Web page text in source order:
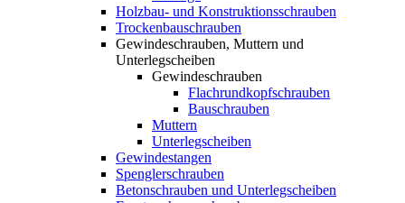
Holzbau- und Konstruktionsschrauben
Trockenbauschrauben
Gewindeschrauben, Muttern und
Unterlegscheiben
Gewindeschrauben
Flachrundkopfschrauben
Bauschrauben
Muttern
Unterlegscheiben
Gewindestangen
Spenglerschrauben
Betonschrauben und Unterlegscheiben